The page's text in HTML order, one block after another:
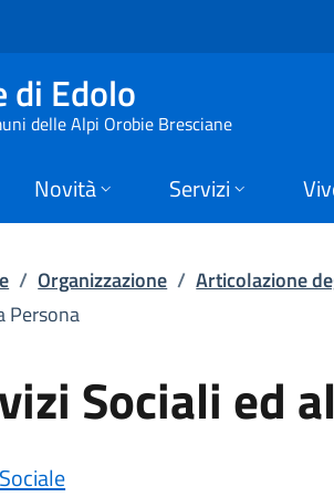
ed
di Edolo
delle Alpi Orobie Bresciane
Novità Servizi
/ Organizzazione / Articolazione
Persona
Sociali ed